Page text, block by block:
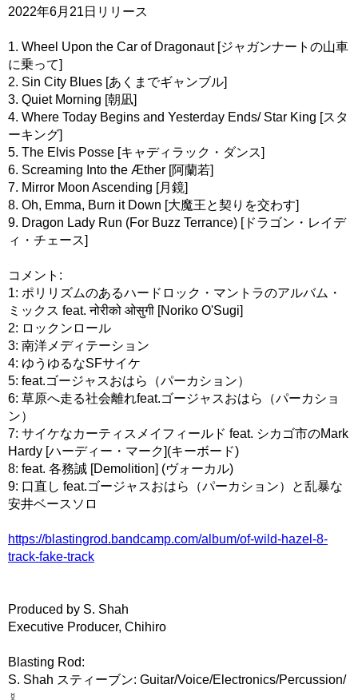
2022年6月21日リリース
1. Wheel Upon the Car of Dragonaut [ジャガンナートの山車
に乗って]
2. Sin City Blues [あくまでギャンブル]
3. Quiet Morning [朝凪]
4. Where Today Begins and Yesterday Ends/ Star King [スタ
ーキング]
5. The Elvis Posse [キャディラック・ダンス]
6. Screaming Into the Æther [阿蘭若]
7. Mirror Moon Ascending [月鏡]
8. Oh, Emma, Burn it Down [大魔王と契りを交わす]
9. Dragon Lady Run (For Buzz Terrance) [ドラゴン・レイデ
ィ・チェース]
コメント:
1: ポリリズムのあるハードロック・マントラのアルバム・
ミックス feat. नोरीको ओसुगी [Noriko O'Sugi]
2: ロックンロール
3: 南洋メディテーション
4: ゆうゆるなSFサイケ
5: feat.ゴージャスおはら（パーカション）
6: 草原へ走る社会離れfeat.ゴージャスおはら（パーカショ
ン）
7: サイケなカーティスメイフィールド feat. シカゴ市のMark
Hardy [ハーディー・マーク](キーボード)
8: feat. 各務誠 [Demolition] (ヴォーカル)
9: 口直し feat.ゴージャスおはら（パーカション）と乱暴な
安井ベースソロ
https://blastingrod.bandcamp.com/album/of-wild-hazel-8-
track-fake-track
Produced by S. Shah
Executive Producer, Chihiro
Blasting Rod:
S. Shah スティーブン: Guitar/Voice/Electronics/Percussion/
☿